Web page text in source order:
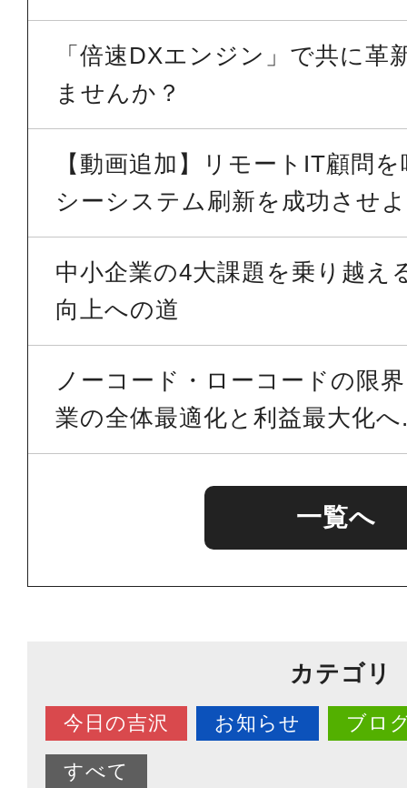
「倍速DXエンジン」で共に革
ませんか？
【動画追加】リモートIT顧問
シーシステム刷新を成功させ
中小企業の4大課題を乗り越え
向上への道
ノーコード・ローコードの限
業の全体最適化と利益最大化
一覧へ
カテゴリ
今日の吉沢 お知らせ ブロ
すべて